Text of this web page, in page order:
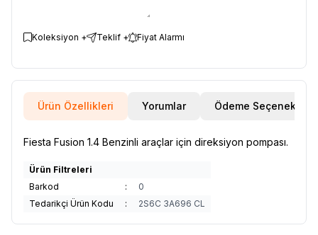
Koleksiyon + Teklif + Fiyat Alarmı
Ürün Özellikleri Yorumlar Ödeme Seçenekleri
Fiesta Fusion 1.4 Benzinli araçlar için direksiyon pompası.
Ürün Filtreleri
Barkod
:
0
Tedarikçi Ürün Kodu
: 2S6C 3A696 CL